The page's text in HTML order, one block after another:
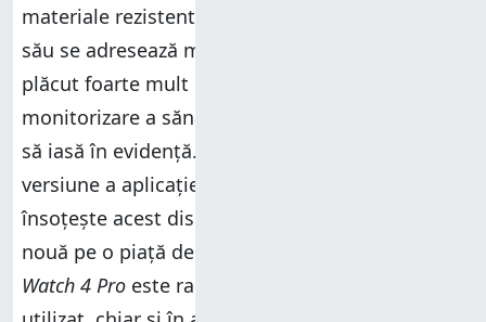
materiale rezistente, dar mai grele, iar designul
său se adresează mai ales bărbaților. Mi-a
plăcut foarte mult să folosesc noile funcții de
monitorizare a sănătății care ajută acest ceas
să iasă în evidență. Mai mult, cea mai recentă
versiune a aplicației
însoțește acest dispozitiv) introduce o abordare
nouă pe o piață destul de saturată.
Watch 4 Pro este rapid și ușor de navigat și de